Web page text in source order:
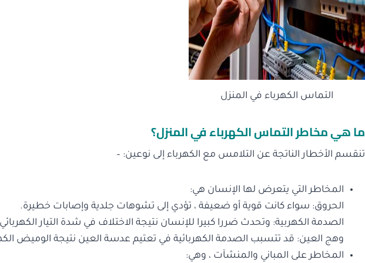
التماس الكهرباء في المنزل
ما هي مخاطر التماس الكهرباء في المنزل؟
تنقسم الأخطار الناتجة عن التلامس مع الكهرباء إلى نوعين: –
المخاطر التي يتعرض لها الإنسان هي:
الحروق: سواء كانت قوية أو ضعيفة ، تؤدي إلى تشوهات جلدية وإصابات خطيرة.
الصدمة الكهربية: وتحدث ضررا كبيرا للإنسان نتيجة الاختلاف في شدة التيار
وهج العين: قد تتسبب الصدمة الكهربائية في تعتيم عدسة العين نتيجة الوميض
المخاطر على المباني والمنشآت ، وهي: